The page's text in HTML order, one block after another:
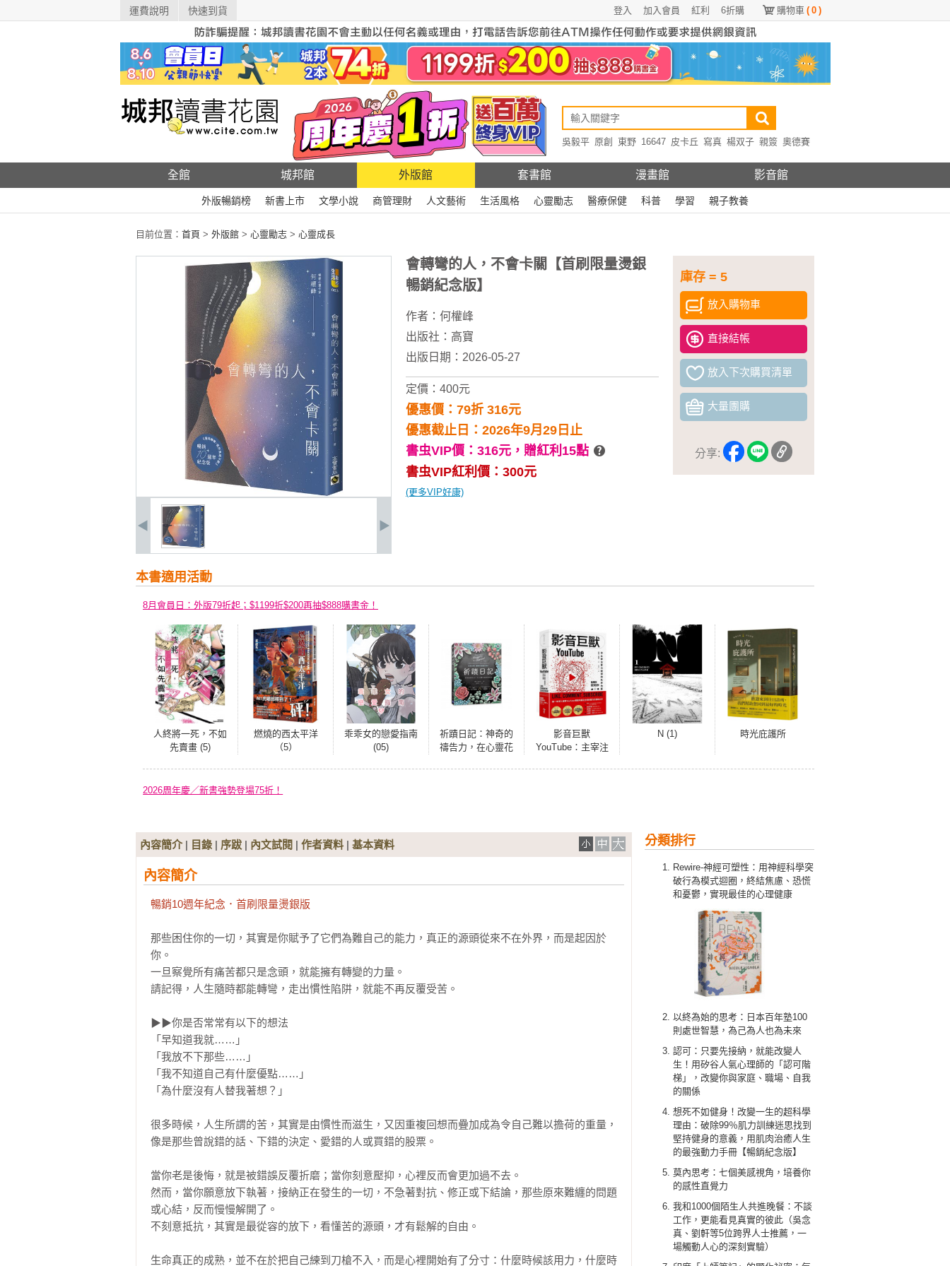
運費說明 快速到貨 購物車 ( 0 )
6折購
紅利
加入會員
登入
吳毅平 原創 東野 16647 皮卡丘 寫真 楊双子 親簽 奧德賽
全館 城邦館 外版館 套書館 漫畫館 影音館
外版暢銷榜 新書上市 文學小說 商管理財 人文藝術 生活風格 心靈勵志 醫療保健 科普 學習 親子教養
目前位置： 首頁 > 外版館 > 心靈勵志 > 心靈成長
庫存 = 5
放入購物車
直接結帳
放入下次購買清單
大量團購
分享:
會轉彎的人，不會卡關【首刷限量燙銀
暢銷紀念版】
作者： 何權峰
出版社： 高寶
出版日期：2026-05-27
定價：400元
優惠價：79折 316元
優惠截止日：2026年9月29日止
書虫VIP價：316元， 贈紅利15點
書虫VIP紅利價：300元
(更多VIP好康)
本書適用活動
8月會員日：外版79折起；$1199折$200再抽$888購書金！
人終將一死，不如
先賣畫 (5)
燃燒的西太平洋
（5）
乖乖女的戀愛指南
(05)
祈蹟日記：神奇的
禱告力，在心靈花
影音巨獸
YouTube：主宰注
N (1) 時光庇護所
2026周年慶／新書強勢登場75折！
分類排行
Rewire-神經可塑性：用神經科學突
破行為模式迴圈，終結焦慮、恐慌
和憂鬱，實現最佳的心理健康
以終為始的思考：日本百年塾100
則處世智慧，為己為人也為未來
認可：只要先接納，就能改變人
生！用矽谷人氣心理師的「認可階
梯」，改變你與家庭、職場、自我
的關係
想死不如健身！改變一生的超科學
理由：破除99％肌力訓練迷思找到
堅持健身的意義，用肌肉治癒人生
的最強動力手冊【暢銷紀念版】
莫內思考：七個美感視角，培養你
的感性直覺力
我和1000個陌生人共進晚餐：不談
工作，更能看見真實的彼此（吳念
真、劉軒等5位跨界人士推薦，一
場觸動人心的深刻實驗）
內容簡介| 目錄 | 序跋 | 內文試閱 | 作者資料 | 基本資料
內容簡介
暢銷10週年紀念．首刷限量燙銀版
那些困住你的一切，其實是你賦予了它們為難自己的能力，真正的源頭從來不在外界，而是起因於
你。
一旦察覺所有痛苦都只是念頭，就能擁有轉變的力量。
請記得，人生隨時都能轉彎，走出慣性陷阱，就能不再反覆受苦。
▶▶你是否常常有以下的想法
「早知道我就……」
「我放不下那些……」
「我不知道自己有什麼優點……」
「為什麼沒有人替我著想？」
很多時候，人生所謂的苦，其實是由慣性而滋生，又因重複回想而疊加成為令自己難以擔荷的重量，
像是那些曾說錯的話、下錯的決定、愛錯的人或買錯的股票。
當你老是後悔，就是被錯誤反覆折磨；當你刻意壓抑，心裡反而會更加過不去。
然而，當你願意放下執著，接納正在發生的一切，不急著對抗、修正或下結論，那些原來難纏的問題
或心結，反而慢慢解開了。
不刻意抵抗，其實是最從容的放下，看懂苦的源頭，才有鬆解的自由。
生命真正的成熟，並不在於把自己練到刀槍不入，而是心裡開始有了分寸：什麼時候該用力，什麼時